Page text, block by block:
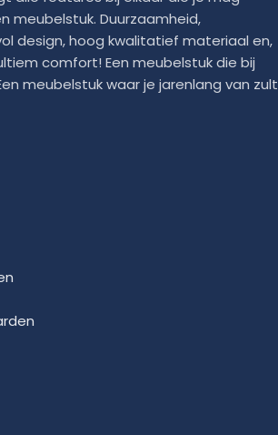
meubelstuk. Duurzaamheid,
design, hoog kwalitatief materiaal en,
comfort! Een meubelstuk die bij
meubelstuk waar je jarenlang van zult